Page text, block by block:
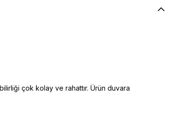
çok kolay ve rahattır. Ürün duvara